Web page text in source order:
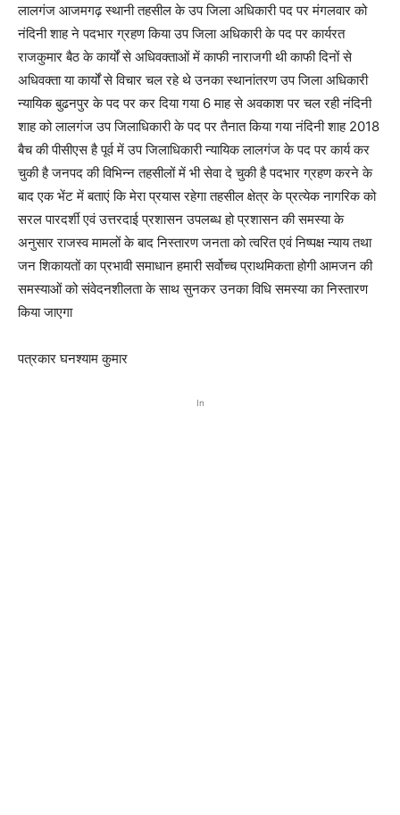
लालगंज आजमगढ़ स्थानी तहसील के उप जिला अधिकारी पद पर मंगलवार को
नंदिनी शाह ने पदभार ग्रहण किया उप जिला अधिकारी के पद पर कार्यरत
राजकुमार बैठ के कार्यों से अधिवक्ताओं में काफी नाराजगी थी काफी दिनों से
अधिवक्ता या कार्यों से विचार चल रहे थे उनका स्थानांतरण उप जिला अधिकारी
न्यायिक बुढनपुर के पद पर कर दिया गया 6 माह से अवकाश पर चल रही नंदिनी
शाह को लालगंज उप जिलाधिकारी के पद पर तैनात किया गया नंदिनी शाह 2018
बैच की पीसीएस है पूर्व में उप जिलाधिकारी न्यायिक लालगंज के पद पर कार्य कर
चुकी है जनपद की विभिन्न तहसीलों में भी सेवा दे चुकी है पदभार ग्रहण करने के
बाद एक भेंट में बताएं कि मेरा प्रयास रहेगा तहसील क्षेत्र के प्रत्येक नागरिक को
सरल पारदर्शी एवं उत्तरदाई प्रशासन उपलब्ध हो प्रशासन की समस्या के
अनुसार राजस्व मामलों के बाद निस्तारण जनता को त्वरित एवं निष्पक्ष न्याय तथा
जन शिकायतों का प्रभावी समाधान हमारी सर्वोच्च प्राथमिकता होगी आमजन की
समस्याओं को संवेदनशीलता के साथ सुनकर उनका विधि समस्या का निस्तारण
किया जाएगा
पत्रकार घनश्याम कुमार
In